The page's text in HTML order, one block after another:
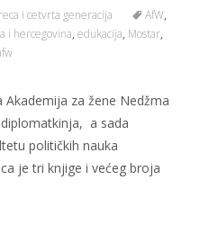
i cetvrta generacija AfW,
i hercegovina, edukacija, Mostar,
za žene Nedžma
a sada
političkih nauka
je tri knjige i većeg broja